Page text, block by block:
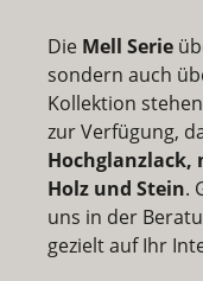
Die Mell Serie
sondern auch
Kollektion
zur Verfügung,
Holz und Stein.
uns in der
gezielt auf Ihr